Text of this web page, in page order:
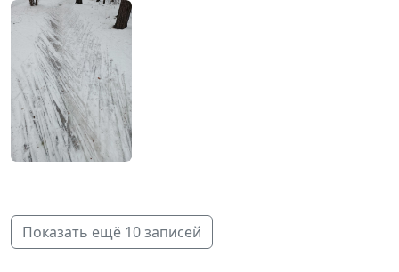
Показать ещё 10 записей